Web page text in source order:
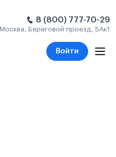
8 (800) 777-70-29
Москва, Береговой проезд, 5Ак1
Войти